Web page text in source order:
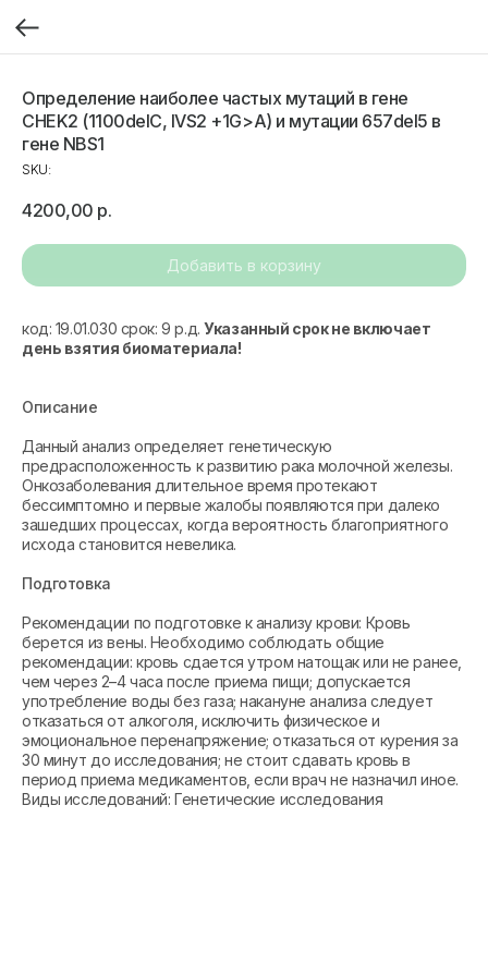
Определение наиболее частых мутаций в гене
CHEK2 (1100delC, IVS2 +1G>A) и мутации 657del5 в
гене NBS1
SKU:
4200,00 р.
Добавить в корзину
код: 19.01.030 срок: 9 р.д.Указанный срок не включает
день взятия биоматериала!
Описание
Данный анализ определяет генетическую
предрасположенность к развитию рака молочной железы.
Онкозаболевания длительное время протекают
бессимптомно и первые жалобы появляются при далеко
зашедших процессах, когда вероятность благоприятного
исхода становится невелика.
Подготовка
Рекомендации по подготовке к анализу крови: Кровь
берется из вены. Необходимо соблюдать общие
рекомендации: кровь сдается утром натощак или не ранее,
чем через 2–4 часа после приема пищи; допускается
употребление воды без газа; накануне анализа следует
отказаться от алкоголя, исключить физическое и
эмоциональное перенапряжение; отказаться от курения за
30 минут до исследования; не стоит сдавать кровь в
период приема медикаментов, если врач не назначил иное.
Виды исследований: Генетические исследования